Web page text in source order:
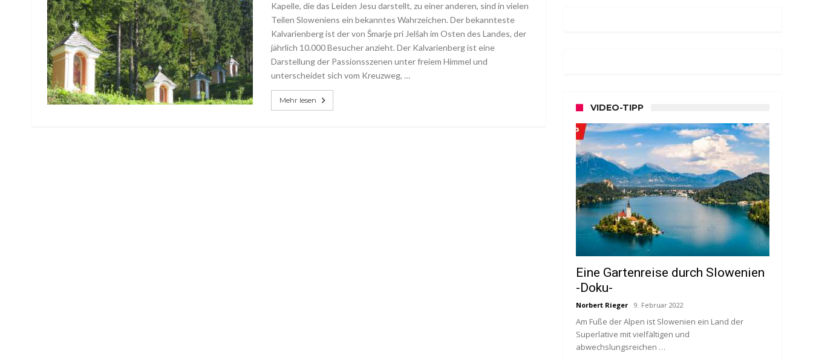
Kapelle, die das Leiden Jesu darstellt, zu einer anderen, sind in vielen
Teilen Sloweniens ein bekanntes Wahrzeichen. Der bekannteste
Kalvarienberg ist der von Šmarje pri Jelšah im Osten des Landes, der
jährlich 10.000 Besucher anzieht. Der Kalvarienberg ist eine
Darstellung der Passionsszenen unter freiem Himmel und
unterscheidet sich vom Kreuzweg, …
Mehr lesen
VIDEO-TIPP
Eine Gartenreise durch Slowenien
-Doku-
Norbert Rieger 9. Februar 2022
Am Fuße der Alpen ist Slowenien ein Land der
Superlative mit vielfältigen und
abwechslungsreichen …